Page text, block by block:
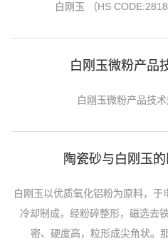
白刚玉 （HS
白刚玉微粉产品
陶瓷砂与白刚玉
白刚玉以优质氧化铝粉为原料，
冷却制成，经粉碎整形，磁选去
密、硬度高，粒形成尖角状。